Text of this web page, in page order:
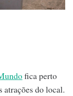
fica perto
atrações do local.